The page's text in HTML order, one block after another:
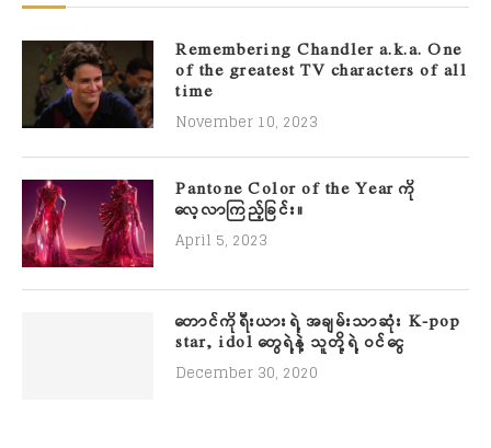
Remembering Chandler a.k.a. One
of the greatest TV characters of all
time
November 10, 2023
Pantone Color of the Year ကို
လေ့လာကြည့်ခြင်း။
April 5, 2023
တောင်ကိုရီးယားရဲ့ အချမ်းသာဆုံး K-pop
star, idol တွေရဲ့နဲ့ သူတို့ရဲ့ ဝင်ငွေ
December 30, 2020